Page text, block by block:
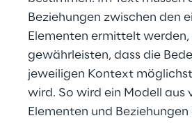
Beziehungen zwischen den
Elementen ermittelt werden,
gewährleisten, dass die
jeweiligen Kontext
wird. So wird ein Modell aus
Elementen und Beziehungen